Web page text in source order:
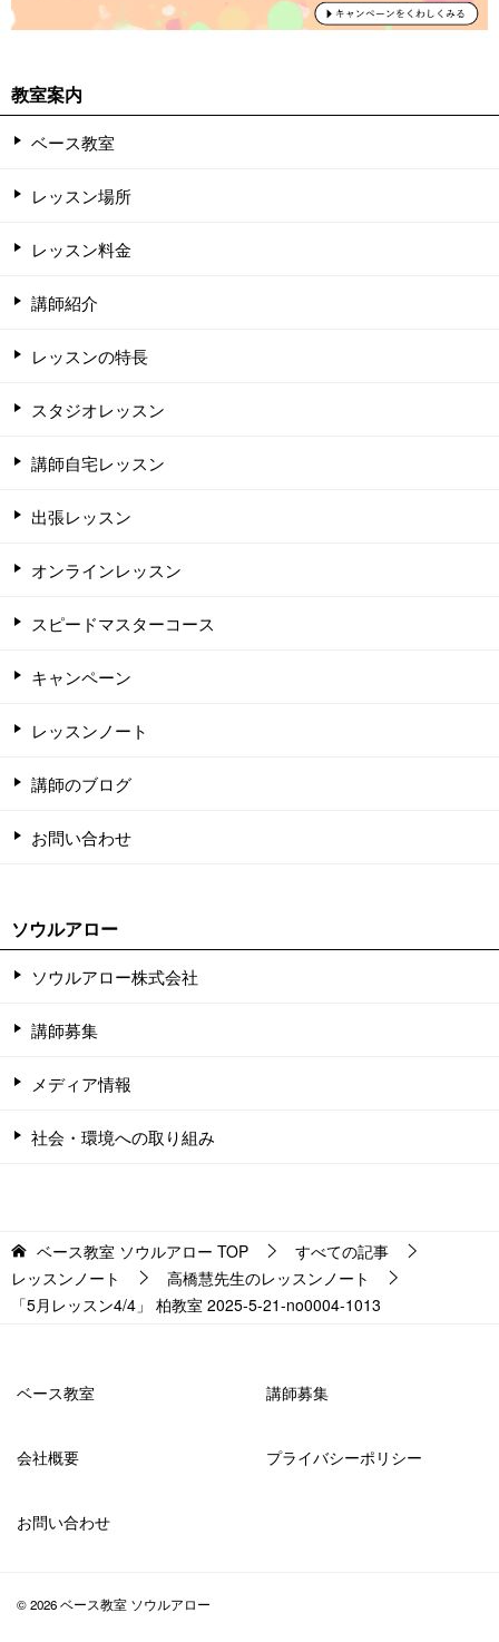
教室案内
ベース教室
レッスン場所
レッスン料金
講師紹介
レッスンの特長
スタジオレッスン
講師自宅レッスン
出張レッスン
オンラインレッスン
スピードマスターコース
キャンペーン
レッスンノート
講師のブログ
お問い合わせ
ソウルアロー
ソウルアロー株式会社
講師募集
メディア情報
社会・環境への取り組み
ベース教室 ソウルアロー TOP
すべての記事
レッスンノート
高橋慧先生のレッスンノート
「5月レッスン4/4」 柏教室 2025-5-21-no0004-1013
ベース教室 講師募集
会社概要 プライバシーポリシー
お問い合わせ
© 2026 ベース教室 ソウルアロー